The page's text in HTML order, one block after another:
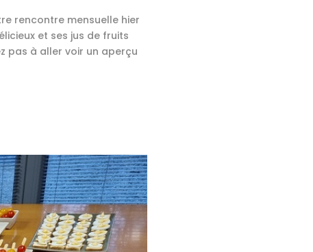
rencontre mensuelle hier
et ses jus de fruits
pas à aller voir un aperçu